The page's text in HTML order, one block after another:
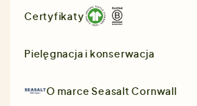
Certyfikaty
Pielęgnacja i konserwacja
O marceSeasalt Cornwall